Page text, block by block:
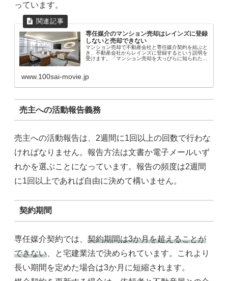
っています。
専任媒介のマンション売却はレインズに登録
しないと売却できない
マンション売却で不動産会社と専任媒介契約を結ぶと
き、不動産会社からレインズに登録するという説明を
受けます。「マンション売却を大っぴらに知られたく
www.100sai-movie.jp
売主への活動報告義務
売主への活動報告は、2週間に1回以上の回数で行わな
ければなりません。報告方法は文書か電子メールいず
れかを選ぶことになっています。報告の頻度は2週間
に1回以上であれば自由に決めて構いません。
契約期間
専任媒介契約では、 契約期間は3か月を超えることが
できない 、と宅建業法で決められています。これより
長い期間を定めた場合は3か月に短縮されます。